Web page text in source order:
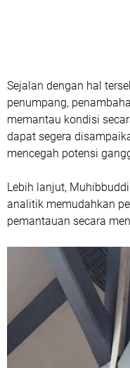
Sejalan dengan hal
penumpang,
memantau kondisi
dapat segera
mencegah potensi
Lebih lanjut,
analitik memudahkan
pemantauan secara